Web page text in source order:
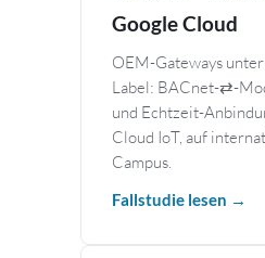
Google Cloud
OEM-Gateways
Label: BACnet-⇄-
und Echtzeit-
Cloud IoT, auf
Campus.
Fallstudie lesen →